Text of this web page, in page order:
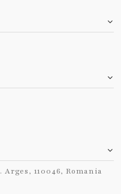
110046, Romania